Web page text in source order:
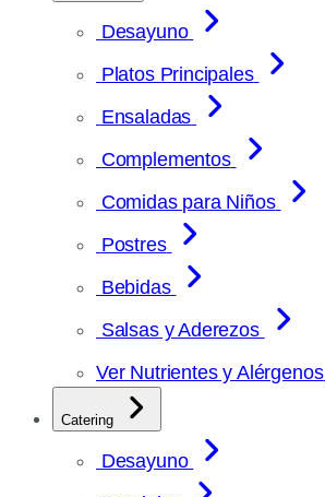
Desayuno
Platos Principales
Ensaladas
Complementos
Comidas para Niños
Postres
Bebidas
Salsas y Aderezos
Ver Nutrientes y Alérgenos
Catering
Desayuno